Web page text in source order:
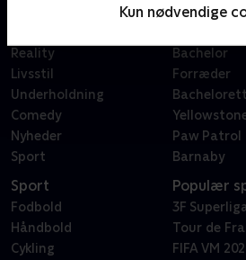
Kun nødvendige
Reality
Livsstil
Underholdning
Comedy
Nyheder
Sport
Bachelor
Forræder
Paw Patrol
Barnaby
Sport
Fodbold
Håndbold
Cykling
Populær
3F
Tour de
FIFA VM